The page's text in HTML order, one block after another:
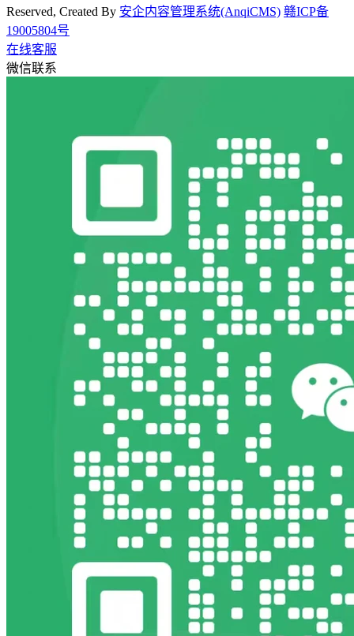
Reserved, Created By 安企内容管理系统(AnqiCMS) 赣ICP备
19005804号
在线客服
微信联系